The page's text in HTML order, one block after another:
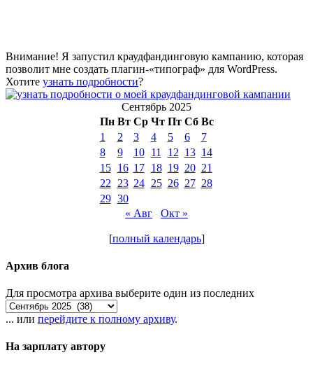
Внимание! Я запустил краудфандинговую кампанию, которая
позволит мне создать плагин-«типограф» для WordPress.
Хотите узнать подробности?
Сентябрь 2025
Пн Вт Ср Чт Пт Сб Вс
1
2 3 4 5 6
7
8
9 10 11 12 13 14
15
16 17 18 19 20 21
22
23 24 25 26 27 28
29 30
« Авг
Окт »
[полный календарь]
Архив блога
Для просмотра архива выберите один из последних
... или перейдите к полному архиву.
На зарплату автору